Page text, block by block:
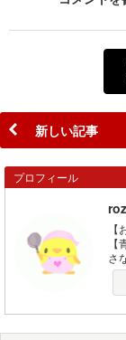
新しい記事
プロフィール
さ